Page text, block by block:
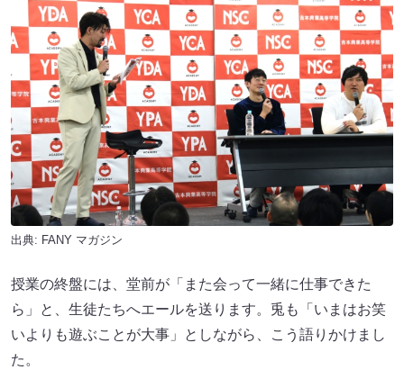
出典: FANY マガジン
授業の終盤には、堂前が「また会って一緒に仕事できた
ら」と、生徒たちへエールを送ります。兎も「いまはお笑
いよりも遊ぶことが大事」としながら、こう語りかけまし
た。